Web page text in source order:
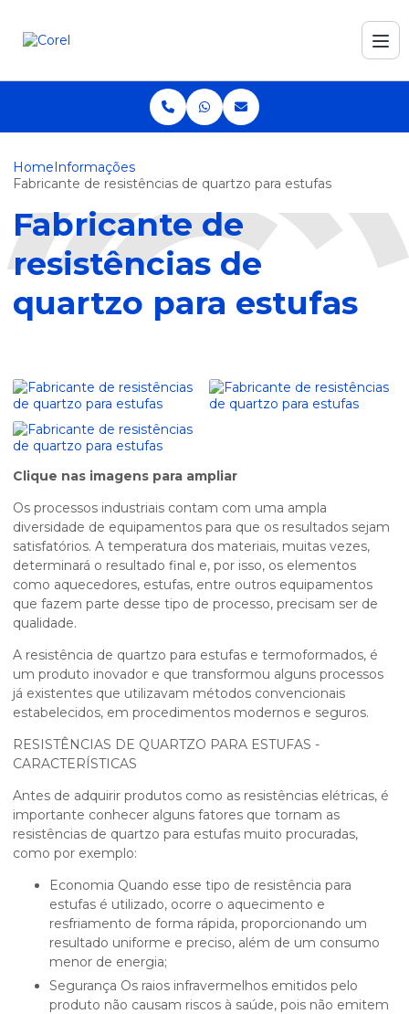
Home Informações
Fabricante de resistências de quartzo para estufas
Fabricante de
resistências de
quartzo para estufas
Clique nas imagens para ampliar
Os processos industriais contam com uma ampla
diversidade de equipamentos para que os resultados sejam
satisfatórios. A temperatura dos materiais, muitas vezes,
determinará o resultado final e, por isso, os elementos
como aquecedores, estufas, entre outros equipamentos
que fazem parte desse tipo de processo, precisam ser de
qualidade.
A resistência de quartzo para estufas e termoformados, é
um produto inovador e que transformou alguns processos
já existentes que utilizavam métodos convencionais
estabelecidos, em procedimentos modernos e seguros.
RESISTÊNCIAS DE QUARTZO PARA ESTUFAS -
CARACTERÍSTICAS
Antes de adquirir produtos como as resistências elétricas, é
importante conhecer alguns fatores que tornam as
resistências de quartzo para estufas muito procuradas,
como por exemplo:
Economia Quando esse tipo de resistência para
estufas é utilizado, ocorre o aquecimento e
resfriamento de forma rápida, proporcionando um
resultado uniforme e preciso, além de um consumo
menor de energia;
Segurança Os raios infravermelhos emitidos pelo
produto não causam riscos à saúde, pois não emitem